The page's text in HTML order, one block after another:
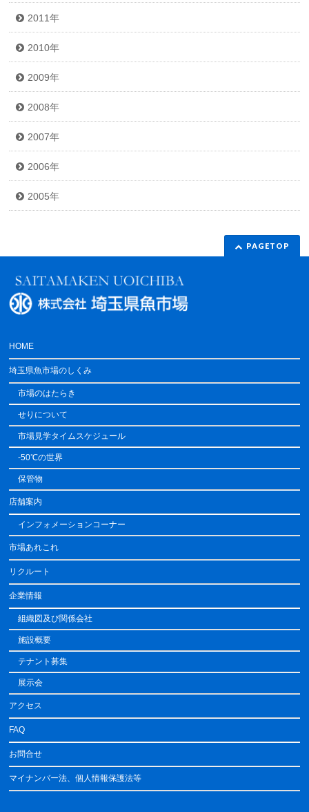
2011年
2010年
2009年
2008年
2007年
2006年
2005年
PAGETOP
HOME
埼玉県魚市場のしくみ
市場のはたらき
せりについて
市場見学タイムスケジュール
-50℃の世界
保管物
店舗案内
インフォメーションコーナー
市場あれこれ
リクルート
企業情報
組織図及び関係会社
施設概要
テナント募集
展示会
アクセス
FAQ
お問合せ
マイナンバー法、個人情報保護法等